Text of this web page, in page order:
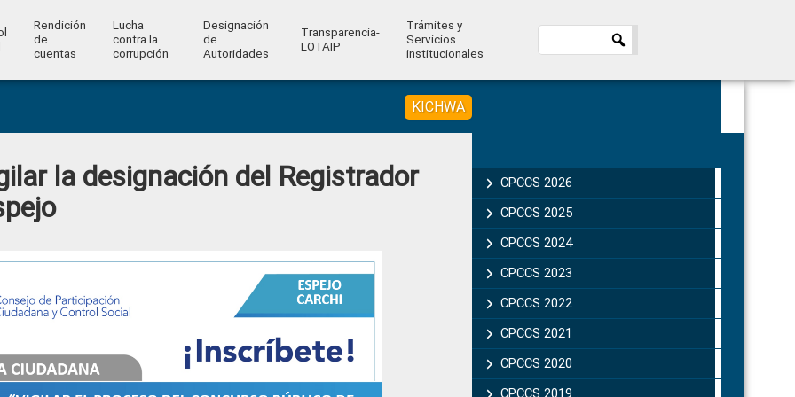
Rendición
de
cuentas
Lucha
contra la
corrupción
Designación
de
Autoridades
Transparencia-
LOTAIP
Trámites y
Servicios
institucionales
KICHWA
la designación del Registrador
Sidebar
CPCCS 2026
CPCCS 2025
CPCCS 2024
CPCCS 2023
CPCCS 2022
CPCCS 2021
CPCCS 2020
CPCCS 2019 .